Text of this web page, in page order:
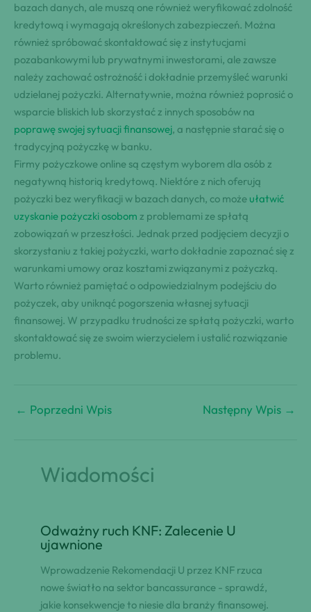
bazach danych, ale muszą one również weryfikować zdolność
kredytową i wymagają określonych zabezpieczeń. Można
również spróbować skontaktować się z instytucjami
pozabankowymi lub prywatnymi inwestorami, ale zawsze
należy zachować ostrożność i dokładnie przemyśleć warunki
udzielanej pożyczki. Alternatywnie, można również poprosić o
wsparcie bliskich lub skorzystać z innych sposobów na
poprawę swojej sytuacji finansowej, a następnie starać się o
tradycyjną pożyczkę w banku.
Firmy pożyczkowe online są częstym wyborem dla osób z
negatywną historią kredytową. Niektóre z nich oferują
pożyczki bez weryfikacji w bazach danych, co może ułatwić
uzyskanie pożyczki osobom z problemami ze spłatą
zobowiązań w przeszłości. Jednak przed podjęciem decyzji o
skorzystaniu z takiej pożyczki, warto dokładnie zapoznać się z
warunkami umowy oraz kosztami związanymi z pożyczką.
Warto również pamiętać o odpowiedzialnym podejściu do
pożyczek, aby uniknąć pogorszenia własnej sytuacji
finansowej. W przypadku trudności ze spłatą pożyczki, warto
skontaktować się ze swoim wierzycielem i ustalić rozwiązanie
problemu.
← Poprzedni Wpis Następny Wpis →
Wiadomości
Odważny ruch KNF: Zalecenie U
ujawnione
Wprowadzenie Rekomendacji U przez KNF rzuca
nowe światło na sektor bancassurance - sprawdź,
jakie konsekwencje to niesie dla branży finansowej.